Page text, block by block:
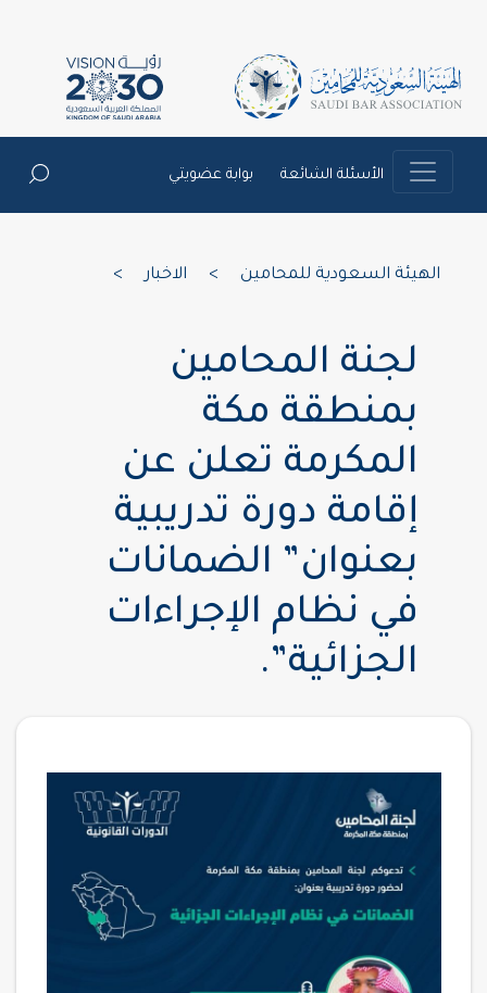
الأسئلة الشائعة بوابة عضويتي
الهيئة السعودية للمحامين الاخبار
لجنة المحامين
بمنطقة مكة
المكرمة تعلن عن
إقامة دورة تدريبية
بعنوان” الضمانات
في نظام الإجراءات
الجزائية”.